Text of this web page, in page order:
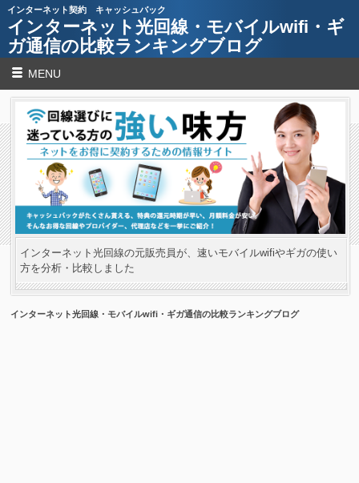
インターネット契約 キャッシュバック
インターネット光回線・モバイルwifi・ギ
ガ通信の比較ランキングブログ
MENU
インターネット光回線の元販売員が、速いモバイルwifiやギガの使い
方を分析・比較しました
インターネット光回線・モバイルwifi・ギガ通信の比較ランキングブログ